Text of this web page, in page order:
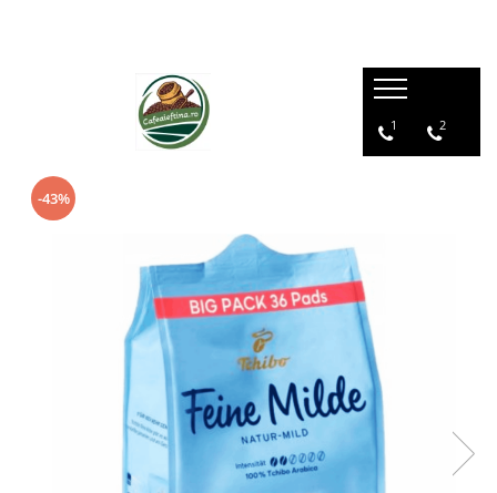
1 2
-43%